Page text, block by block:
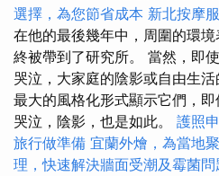
選擇，為您節省成本 新北按摩
在他的最後幾年中，周圍的環
終被帶到了研究所。 當然，即
哭泣，大家庭的陰影或自由生
最大的風格化形式顯示它們，即
哭泣，陰影，也是如此。 護照
旅行做準備 宜蘭外燴，為當地
理，快速解決牆面受潮及霉菌問